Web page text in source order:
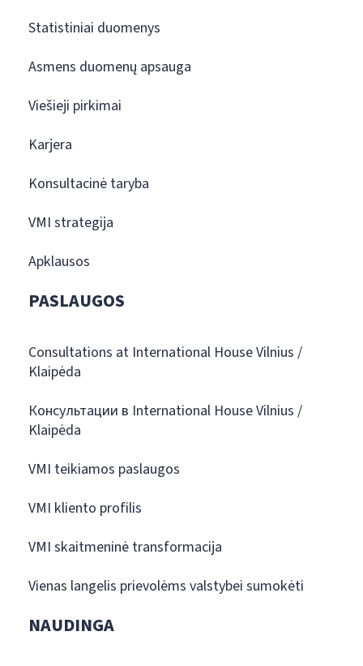
Statistiniai duomenys
Asmens duomenų apsauga
Viešieji pirkimai
Karjera
Konsultacinė taryba
VMI strategija
Apklausos
PASLAUGOS
Consultations at International House Vilnius /
Klaipėda
Консультации в International House Vilnius /
Klaipėda
VMI teikiamos paslaugos
VMI kliento profilis
VMI skaitmeninė transformacija
Vienas langelis prievolėms valstybei sumokėti
NAUDINGA